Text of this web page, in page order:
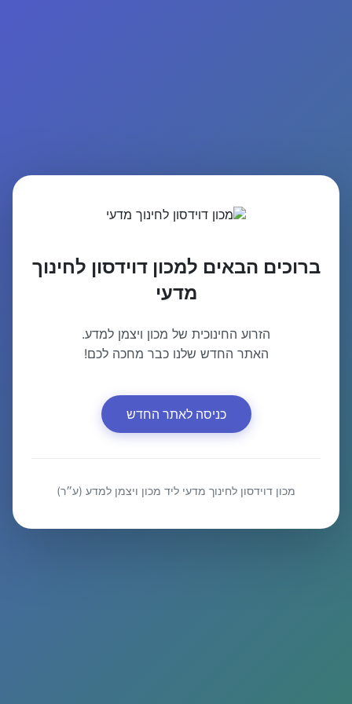
ברוכים הבאים למכון דוידסון לחינוך
מדעי
הזרוע החינוכית של מכון ויצמן למדע.
האתר החדש שלנו כבר מחכה לכם!
כניסה לאתר החדש
מכון דוידסון לחינוך מדעי ליד מכון ויצמן למדע (ע״ר)